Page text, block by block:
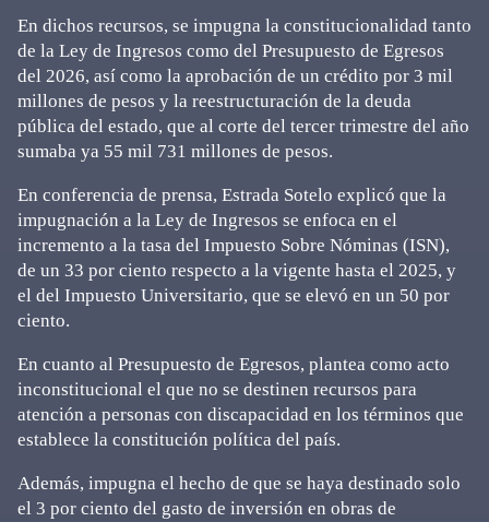
En dichos recursos, se impugna la constitucionalidad tanto
de la Ley de Ingresos como del Presupuesto de Egresos
del 2026, así como la aprobación de un crédito por 3 mil
millones de pesos y la reestructuración de la deuda
pública del estado, que al corte del tercer trimestre del año
sumaba ya 55 mil 731 millones de pesos.
En conferencia de prensa, Estrada Sotelo explicó que la
impugnación a la Ley de Ingresos se enfoca en el
incremento a la tasa del Impuesto Sobre Nóminas (ISN),
de un 33 por ciento respecto a la vigente hasta el 2025, y
el del Impuesto Universitario, que se elevó en un 50 por
ciento.
En cuanto al Presupuesto de Egresos, plantea como acto
inconstitucional el que no se destinen recursos para
atención a personas con discapacidad en los términos que
establece la constitución política del país.
Además, impugna el hecho de que se haya destinado solo
el 3 por ciento del gasto de inversión en obras de